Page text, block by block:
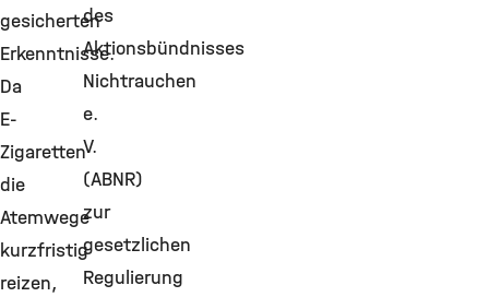
gesicherten
Erkenntnisse.
Da
E-
Zigaretten
die
Atemwege
kurzfristig
reizen,
des
Aktionsbündnisses
Nichtrauchen
e.
V.
(ABNR)
zur
gesetzlichen
Regulierung